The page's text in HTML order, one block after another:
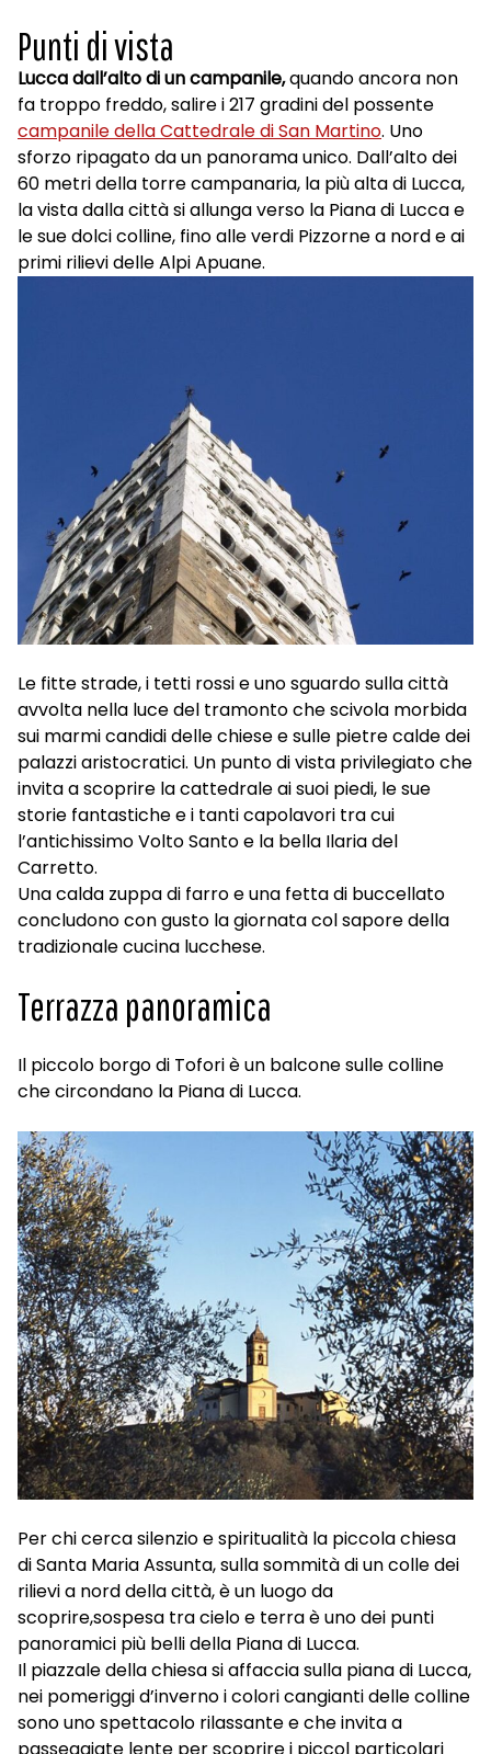
Punti di vista
Lucca dall’alto di un campanile,quando ancora non
fa troppo freddo, salire i 217 gradini del possente
campanile della Cattedrale di San Martino. Uno
sforzo ripagato da un panorama unico. Dall’alto dei
60 metri della torre campanaria, la più alta di Lucca,
la vista dalla città si allunga verso la Piana di Lucca e
le sue dolci colline, fino alle verdi Pizzorne a nord e ai
primi rilievi delle Alpi Apuane.
Le fitte strade, i tetti rossi e uno sguardo sulla città
avvolta nella luce del tramonto che scivola morbida
sui marmi candidi delle chiese e sulle pietre calde dei
palazzi aristocratici. Un punto di vista privilegiato che
invita a scoprire la cattedrale ai suoi piedi, le sue
storie fantastiche e i tanti capolavori tra cui
l’antichissimo Volto Santo e la bella Ilaria del
Carretto.
Una calda zuppa di farro e una fetta di buccellato
concludono con gusto la giornata col sapore della
tradizionale cucina lucchese.
Terrazza panoramica
Il piccolo borgo di Tofori è un balcone sulle colline
che circondano la Piana di Lucca.
Per chi cerca silenzio e spiritualità la piccola chiesa
di Santa Maria Assunta, sulla sommità di un colle dei
rilievi a nord della città, è un luogo da
scoprire,sospesa tra cielo e terra è uno dei punti
panoramici più belli della Piana di Lucca.
Il piazzale della chiesa si affaccia sulla piana di Lucca,
nei pomeriggi d’inverno i colori cangianti delle colline
sono uno spettacolo rilassante e che invita a